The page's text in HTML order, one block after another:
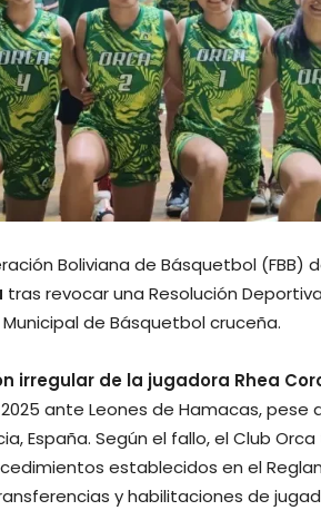
Boliviana de Básquetbol (FBB)
tras revocar una Resolución
de Básquetbol cruceña.
irregular de la jugadora Rhea
ante Leones de Hamacas, pese
España. Según el fallo, el Club
establecidos en el
y habilitaciones de